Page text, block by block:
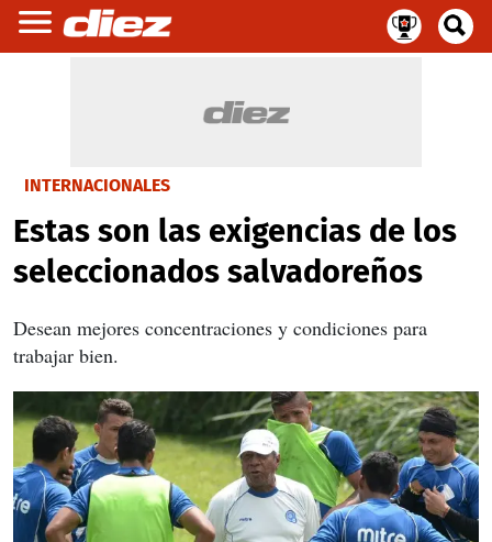
INTERNACIONALES
Estas son las exigencias de los
seleccionados salvadoreños
Desean mejores concentraciones y condiciones para
trabajar bien.